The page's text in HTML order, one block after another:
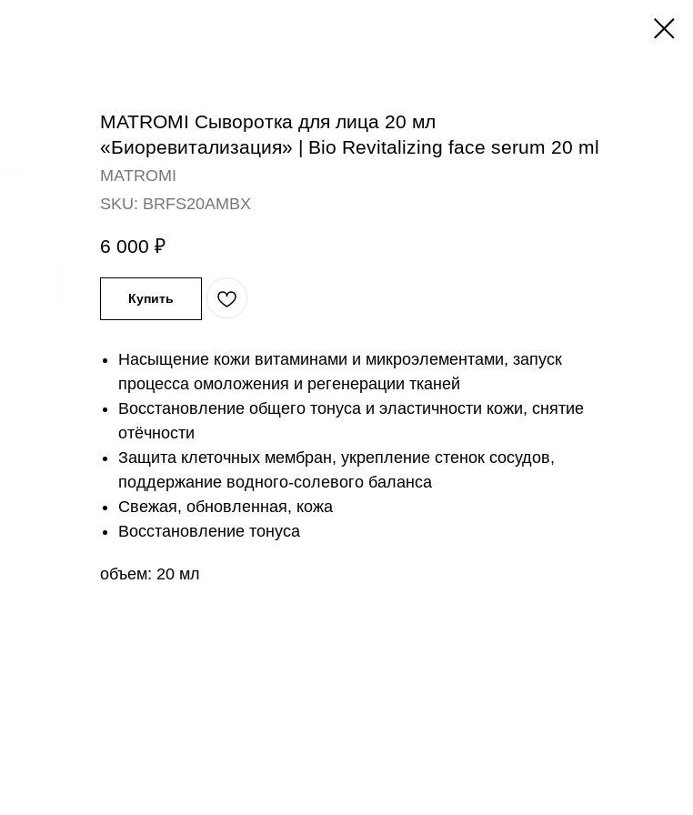
MATROMI Сыворотка для лица 20 мл
«Биоревитализация» | Bio Revitalizing face serum 20 ml
MATROMI
SKU: BRFS20AMBX
6 000 ₽
Купить
Насыщение кожи витаминами и микроэлементами, запуск
процесса омоложения и регенерации тканей
Восстановление общего тонуса и эластичности кожи, снятие
отёчности
Защита клеточных мембран, укрепление стенок сосудов,
поддержание водного-солевого баланса
Свежая, обновленная, кожа
Восстановление тонуса
объем: 20 мл